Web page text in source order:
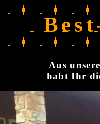
Aus
habt Ihr